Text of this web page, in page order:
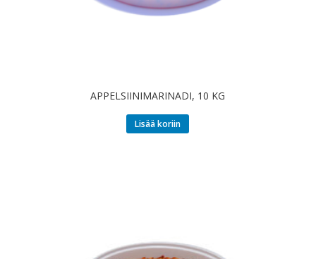
APPELSIINIMARINADI, 10 KG
Lisää koriin